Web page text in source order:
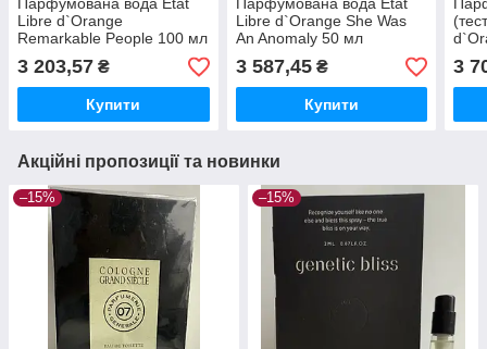
Парфумована вода Etat
Libre d`Orange
Remarkable People 100 мл
3 203,57 ₴
Купити
Парфумована вода Etat
Libre d`Orange She Was
An Anomaly 50 мл
3 587,45₴
Купити
riz
3
Акційні пропозиції та новинки
–15% –15%